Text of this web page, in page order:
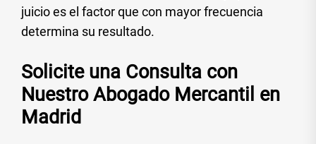
juicio es el factor que con mayor frecuencia
determina su resultado.
Solicite una Consulta con
Nuestro Abogado Mercantil en
Madrid